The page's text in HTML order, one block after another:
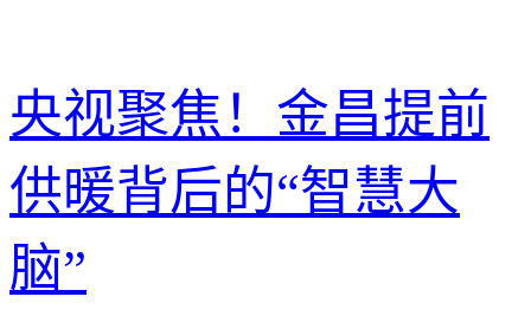
央视聚焦！金昌提前
供暖背后的“智慧大
脑”